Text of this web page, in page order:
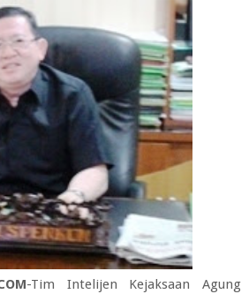
-Tim Intelijen Kejaksaan Agung